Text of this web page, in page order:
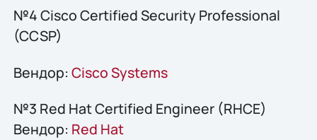
№4 Cisco Certified Security Professional
(CCSP)
Вендор: Cisco Systems
№3 Red Hat Certified Engineer (RHCE)
Вендор: Red Hat